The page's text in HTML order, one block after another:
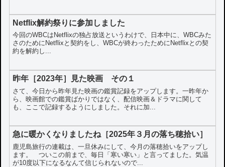
Netflix解約祭りに参加しました
今回のWBCはNetflixの独占放送というわけで、日本中に、WBCみた
さのためにNetflixと契約をし、WBCが終わったためにNetflixとの契
約を解約し...
昨年［2023年］見た映画 その１
さて、今日から昨年見た映画の鑑賞記録をアップします。一昨年か
ら、映画館での鑑賞ばかりではなく、配信映画＆ドラマに関して
も、ここで記録するようにしました。それに加...
急に暖かくなりましたね［2025年３月の落ち穂拾い］
鹿児島旅行の連載は、一旦休みにして、今月の落穂拾いをアップし
ます。 ついこの前まで、毎日「寒い寒い」と言ってました。気温
が10度以下になるなんて信じられないので...